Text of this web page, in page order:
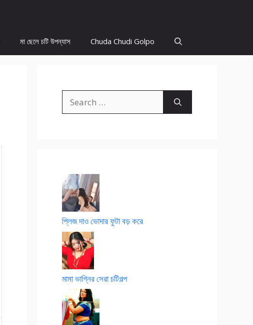
মা ছেলে চটি উপন্যাস Chuda Chudi Golpo
for:
প্লিজ দাও ভোদার ফুটা বড় করে
মামা ভাগ্নির সেরা চটিগল্প